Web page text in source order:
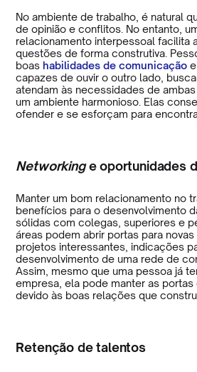
No ambiente de trabalho, é natural
de opinião e conflitos. No entanto,
relacionamento interpessoal facilita
questões de forma construtiva.
boas habilidades de comunicação
capazes de ouvir o outro lado,
atendam às necessidades de
um ambiente harmonioso. Elas
ofender e se esforçam para
Networkinge oportunidades
Manter um bom relacionamento no
benefícios para o desenvolvimento
sólidas com colegas, superiores e
áreas podem abrir portas para
projetos interessantes, indicações
desenvolvimento de uma rede de
Assim, mesmo que uma pessoa já
empresa, ela pode manter as portas
devido às boas relações que
Retenção de talentos